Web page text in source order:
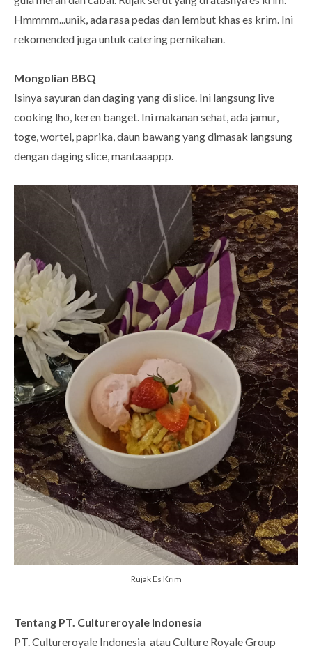
Hmmmm...unik, ada rasa pedas dan lembut khas es krim. Ini
rekomended juga untuk catering pernikahan.
Mongolian BBQ
Isinya sayuran dan daging yang di slice. Ini langsung live
cooking lho, keren banget. Ini makanan sehat, ada jamur,
toge, wortel, paprika, daun bawang yang dimasak langsung
dengan daging slice, mantaaappp.
Rujak Es Krim
Tentang PT. Cultureroyale Indonesia
PT. Cultureroyale Indonesia atau Culture Royale Group